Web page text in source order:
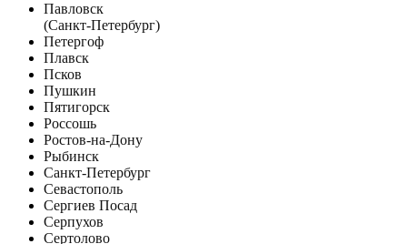
Павловск
(Санкт-Петербург)
Петергоф
Плавск
Псков
Пушкин
Пятигорск
Россошь
Ростов-на-Дону
Рыбинск
Санкт-Петербург
Севастополь
Сергиев Посад
Серпухов
Сертолово